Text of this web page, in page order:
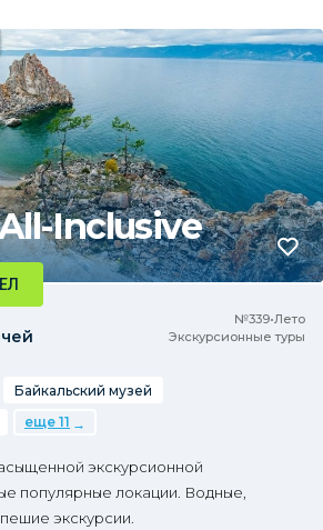
Inclusive
№339•Лето
Экскурсионные туры
Байкальский музей
еще 11
экскурсионной
популярные локации. Водные,
экскурсии.